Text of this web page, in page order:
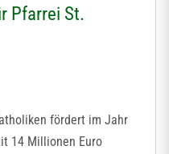
Pfarrei St.
fördert im Jahr
14 Millionen Euro